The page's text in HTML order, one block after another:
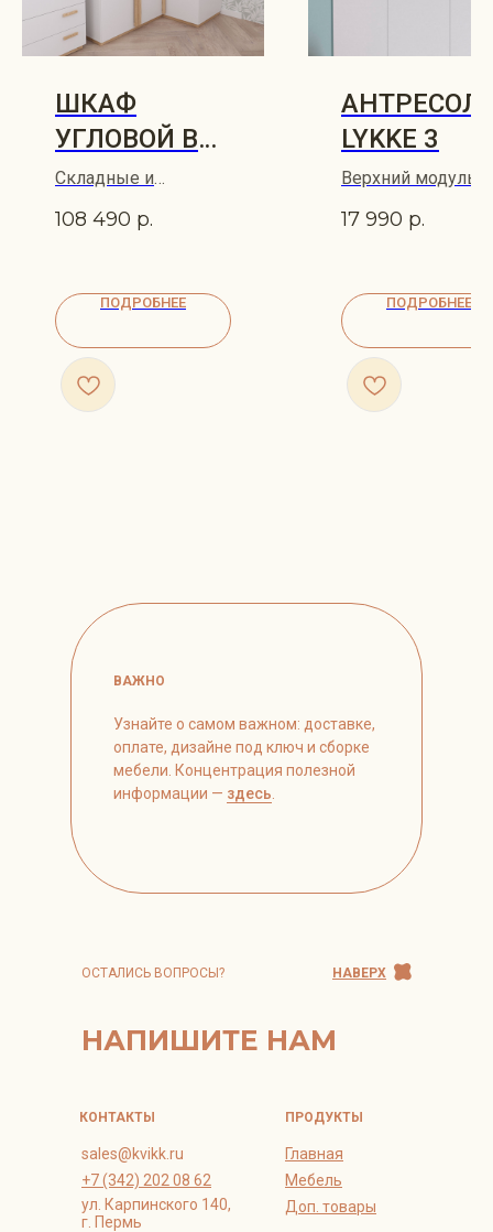
ШКАФ
УГЛОВОЙ В
ДЕТСКУЮ
RUNO
Складные и
RUNO 160х111х197
108 490 р.
ПОДРОБНЕЕ
LYKKE 3
Верхний модуль
LYKKE 149х60
17 990 р.
ПОДРОБНЕЕ
НАПИШИТЕ НАМ
ОСТАЛИСЬ ВОПРОСЫ?
+7 (342) 202 08 62
ул. Карпинского 140,
г. Пермь
Главная
Мебель
Доп. товары
НАВЕРХ
sales@kvikk.ru
ПРОДУКТЫ
ВАЖНО
КОНТАКТЫ
Узнайте о самом важном: доставке,
оплате, дизайне под ключ и сборке
мебели. Концентрация полезной
информации — здесь